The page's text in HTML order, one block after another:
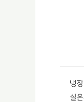
냉
실